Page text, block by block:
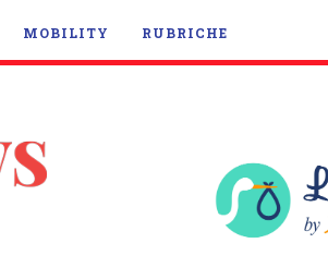
MOBILITY RUBRICHE